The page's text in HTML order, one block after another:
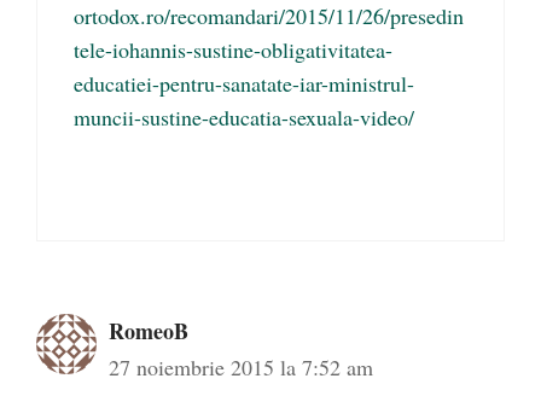
ortodox.ro/recomandari/2015/11/26/presedin
tele-iohannis-sustine-obligativitatea-
educatiei-pentru-sanatate-iar-ministrul-
muncii-sustine-educatia-sexuala-video/
RomeoB
27 noiembrie 2015 la 7:52 am